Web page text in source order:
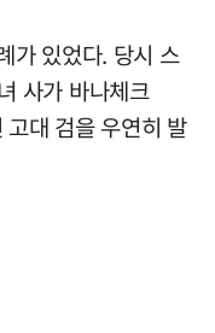
가 있었다. 당시 스
사가 바나체크
대 검을 우연히 발